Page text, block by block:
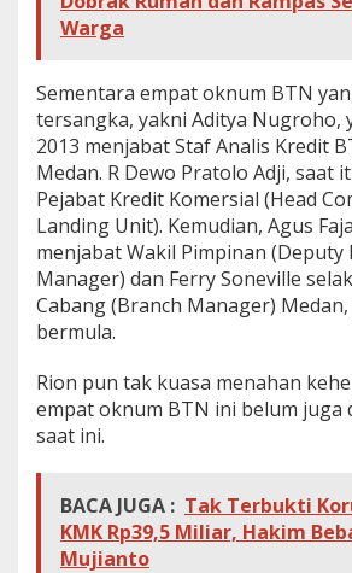
Warga
Sementara empat oknum BTN
tersangka, yakni Aditya Nugroho,
2013 menjabat Staf Analis Kredit
Medan. R Dewo Pratolo Adji, saat
Pejabat Kredit Komersial (Head
Landing Unit). Kemudian, Agus
menjabat Wakil Pimpinan (Deputy
Manager) dan Ferry Soneville
Cabang (Branch Manager)
bermula.
Rion pun tak kuasa menahan
empat oknum BTN ini belum juga
saat ini.
BACA JUGA : Tak Terbukti
KMK Rp39,5 Miliar, Hakim
Mujianto